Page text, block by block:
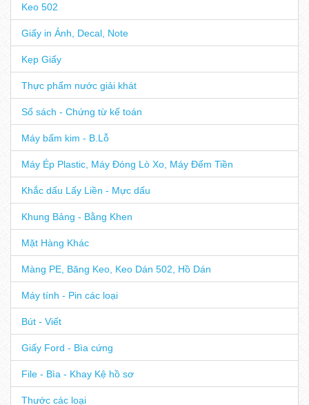
Keo 502
Giấy in Ảnh, Decal, Note
Kẹp Giấy
Thực phẩm nước giải khát
Sổ sách - Chứng từ kế toán
Máy bấm kim - B.Lỗ
Máy Ép Plastic, Máy Đóng Lò Xo, Máy Đếm Tiền
Khắc dấu Lấy Liền - Mực dấu
Khung Bảng - Bằng Khen
Mặt Hàng Khác
Màng PE, Băng Keo, Keo Dán 502, Hồ Dán
Máy tính - Pin các loại
Bút - Viết
Giấy Ford - Bìa cứng
File - Bìa - Khay Kệ hồ sơ